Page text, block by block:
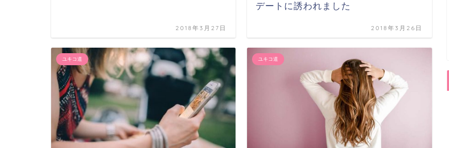
2018年3月27日
デートに誘われました
2018年3月26日
ユキコ道 ユキコ道